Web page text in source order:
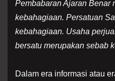
Pembabaran Ajaran Benar
kebahagiaan. Persatuan
kebahagiaan. Usaha
bersatu merupakan sebab
Dalam era informasi atau